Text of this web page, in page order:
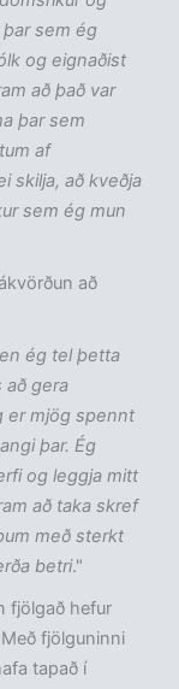
sem ég
og eignaðist
að það var
þar sem
af
skilja, að kveðja
sem ég mun
að
ég tel þetta
að gera
er mjög spennt
þar. Ég
og leggja mitt
að taka skref
með sterkt
betri."
fjölgað hefur
fjölguninni
tapað í